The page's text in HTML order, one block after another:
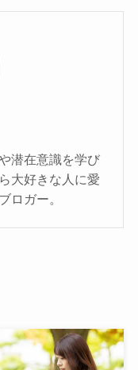
潜在意識を学び
大好きな人に愛
ロガー。